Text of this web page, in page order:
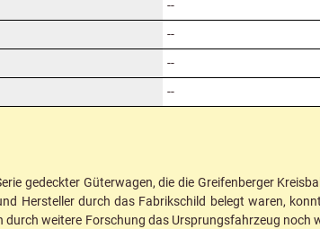
--
--
--
--
gedeckter Güterwagen, die die Greifenberger
Hersteller durch das Fabrikschild belegt waren,
weitere Forschung das Ursprungsfahrzeug